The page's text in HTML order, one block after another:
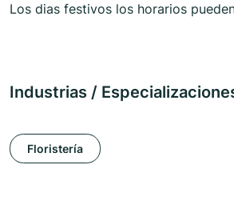
Los dias festivos los horarios
Industrias /
Floristería